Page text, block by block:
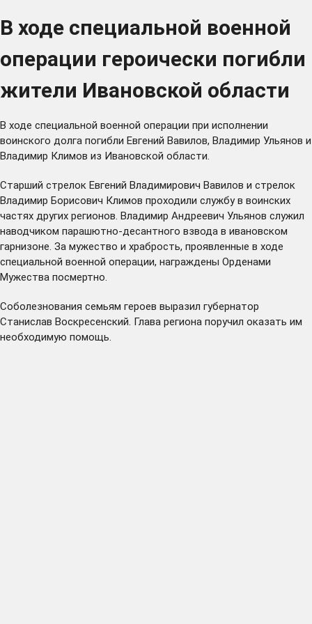
В ходе специальной военной
операции героически погибли
жители Ивановской области
В ходе специальной военной операции при исполнении
воинского долга погибли Евгений Вавилов, Владимир Ульянов и
Владимир Климов из Ивановской области.
Старший стрелок Евгений Владимирович Вавилов и стрелок
Владимир Борисович Климов проходили службу в воинских
частях других регионов. Владимир Андреевич Ульянов служил
наводчиком парашютно-десантного взвода в ивановском
гарнизоне. За мужество и храбрость, проявленные в ходе
специальной военной операции, награждены Орденами
Мужества посмертно.
Соболезнования семьям героев выразил губернатор
Станислав Воскресенский. Глава региона поручил оказать им
необходимую помощь.